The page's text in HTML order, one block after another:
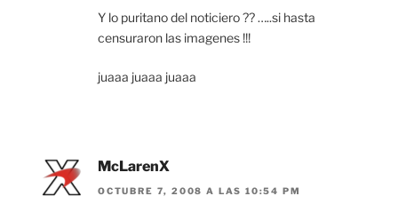
Y lo puritano del noticiero ?? …..si hasta
censuraron las imagenes !!!
juaaa juaaa juaaa
McLarenX
OCTUBRE 7, 2008 A LAS 10:54 PM